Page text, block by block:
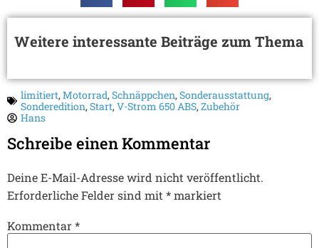
Weitere interessante Beiträge zum Thema
limitiert,Motorrad,Schnäppchen,Sonderausstattung,
Sonderedition,Start,V-Strom 650 ABS,Zubehör
Hans
Schreibe einen Kommentar
Deine E-Mail-Adresse wird nicht veröffentlicht.
Erforderliche Felder sind mit *markiert
Kommentar*